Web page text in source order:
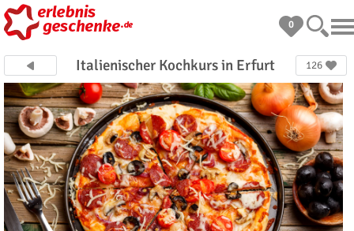
0
Italienischer Kochkurs in Erfurt 126